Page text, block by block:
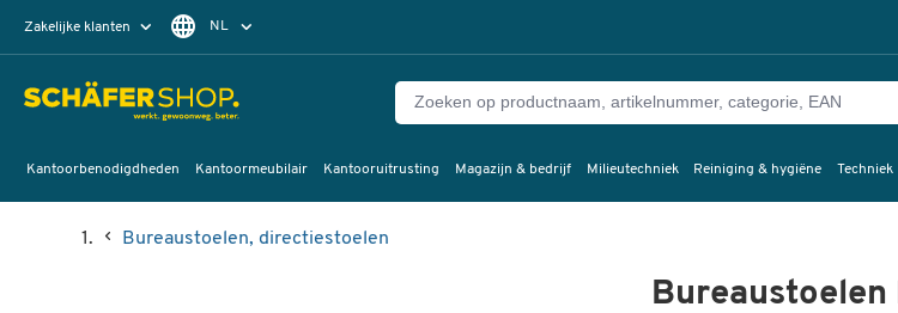
Zakelijke klanten NL
Kantoorbenodigdheden Kantoormeubilair Kantooruitrusting Magazijn & bedrijf Milieutechniek Reiniging & hygiëne Techniek
Bureaustoelen, directiestoelen
Bureaustoelen